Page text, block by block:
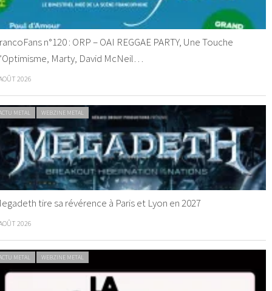
n°120 : ORP – OAI REGGAE PARTY, Une Touche
Marty, David McNeil…
2026
METAL WEBZINE METAL
tire sa révérence à Paris et Lyon en 2027
2026
METAL WEBZINE METAL